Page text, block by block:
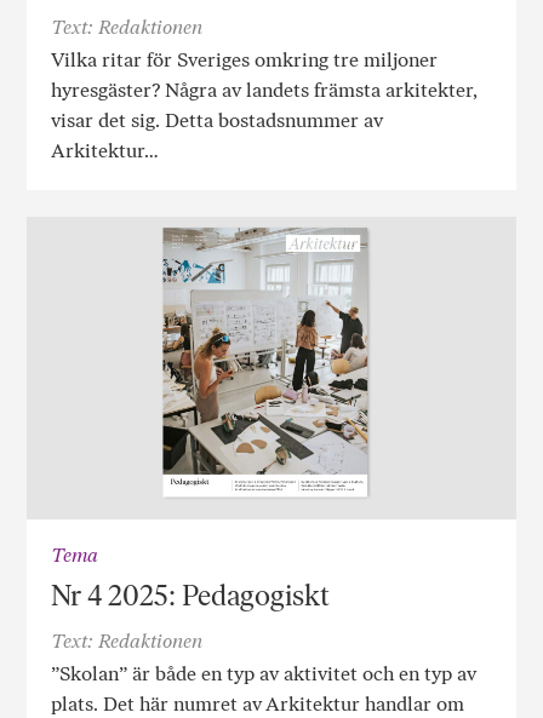
Text: Redaktionen
Vilka ritar för Sveriges omkring tre miljoner
hyresgäster? Några av landets främsta arkitekter,
visar det sig. Detta bostadsnummer av
Arkitektur…
Tema
Nr 4 2025: Pedagogiskt
Text: Redaktionen
”Skolan” är både en typ av aktivitet och en typ av
plats. Det här numret av Arkitektur handlar om